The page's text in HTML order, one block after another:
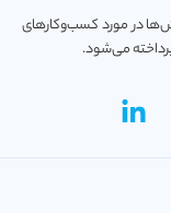
همچنین در آیمارکتور به پوشش جدیدترین اخبار و گزارش‌ها در مورد کسب‌و‎کارهای
می‌شود.